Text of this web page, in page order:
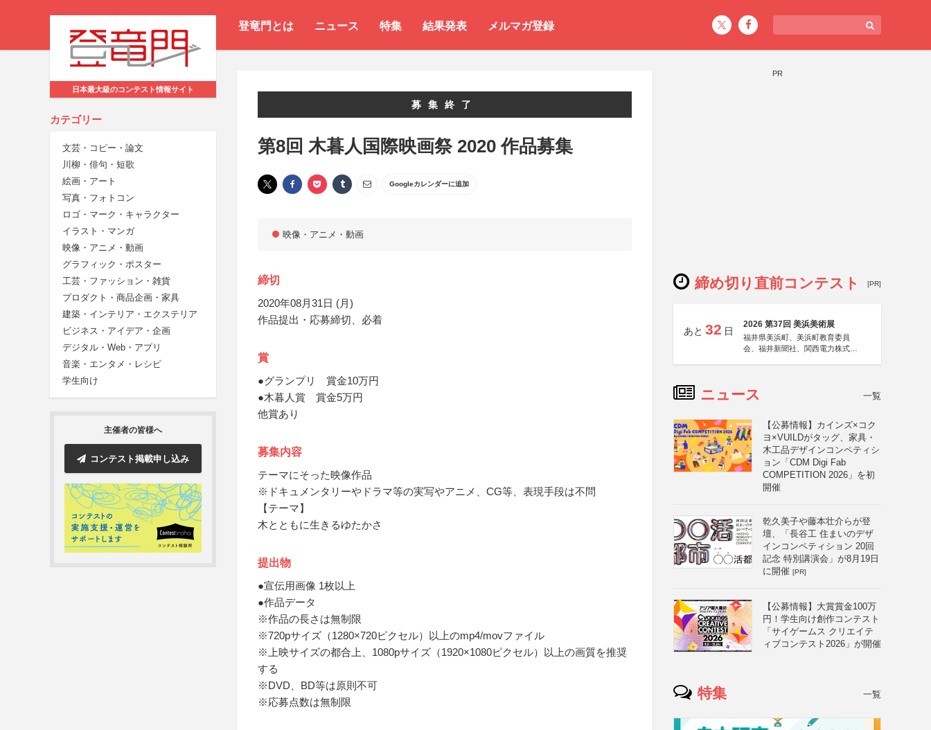
登竜門とは ニュース 特集 結果発表 メルマガ登録
日本最大級のコンテスト情報サイト
カテゴリー
文芸・コピー・論文
川柳・俳句・短歌
絵画・アート
写真・フォトコン
ロゴ・マーク・キャラクター
イラスト・マンガ
映像・アニメ・動画
グラフィック・ポスター
工芸・ファッション・雑貨
プロダクト・商品企画・家具
建築・インテリア・エクステリア
ビジネス・アイデア・企画
デジタル・Web・アプリ
音楽・エンタメ・レシピ
学生向け
主催者の皆様へ
コンテスト掲載申し込み
募集終了
第8回 木暮人国際映画祭 2020 作品募集
Googleカレンダーに追加
映像・アニメ・動画
締切
2020年08月31日 (月)
作品提出・応募締切、必着
賞
●グランプリ 賞金10万円
●木暮人賞 賞金5万円
他賞あり
募集内容
テーマにそった映像作品
※ドキュメンタリーやドラマ等の実写やアニメ、CG等、表現手段は不問
【テーマ】
木とともに生きるゆたかさ
提出物
●宣伝用画像 1枚以上
●作品データ
※作品の長さは無制限
※720pサイズ（1280×720ピクセル）以上のmp4/movファイル
※上映サイズの都合上、1080pサイズ（1920×1080ピクセル）以上の画質を推奨
する
※DVD、BD等は原則不可
※応募点数は無制限
PR
締め切り直前コンテスト [PR]
あと 32 日
2026 第37回 美浜美術展
福井県美浜町、美浜町教育委員
会、福井新聞社、関西電力株式会
ニュース 一覧
【公募情報】カインズ×コク
ヨ×VUILDがタッグ、家具・
木工品デザインコンペティシ
ョン「CDM Digi Fab
COMPETITION 2026」を初
開催
乾久美子や藤本壮介らが登
壇、「長谷工 住まいのデザ
インコンペティション 20回
記念 特別講演会」が8月19日
に開催 [PR]
【公募情報】大賞賞金100万
円！学生向け創作コンテスト
「サイゲームス クリエイテ
ィブコンテスト2026」が開催
特集 一覧